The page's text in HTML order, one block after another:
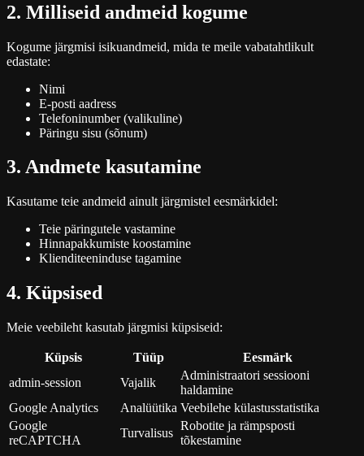
2. Milliseid andmeid kogume
Kogume järgmisi isikuandmeid, mida te meile vabatahtlikult
edastate:
Nimi
E-posti aadress
Telefoninumber (valikuline)
Päringu sisu (sõnum)
3. Andmete kasutamine
Kasutame teie andmeid ainult järgmistel eesmärkidel:
Teie päringutele vastamine
Hinnapakkumiste koostamine
Klienditeeninduse tagamine
4. Küpsised
Meie veebileht kasutab järgmisi küpsiseid:
Küpsis Tüüp
Eesmärk
admin-session
Vajalik
Administraatori sessiooni
haldamine
Google Analytics
Analüütika Veebilehe külastusstatistika
Google
reCAPTCHA
Turvalisus
Robotite ja rämpsposti
tõkestamine